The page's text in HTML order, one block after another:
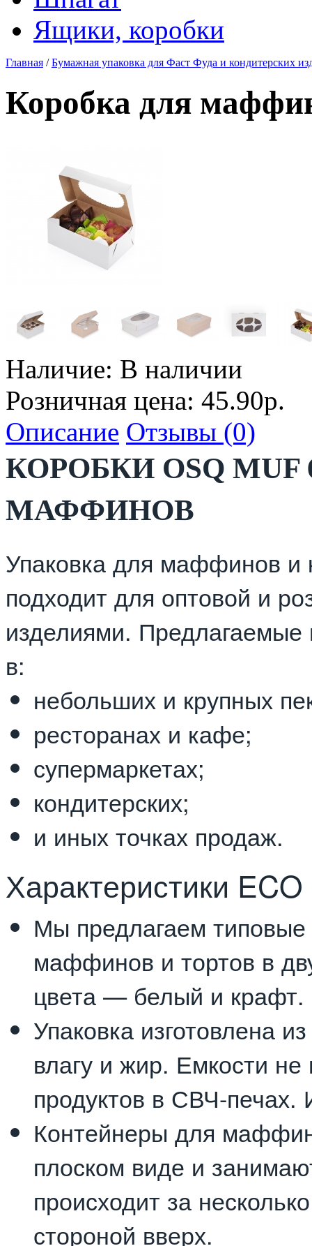
Ящики, коробки
Главная /Бумажная упаковка для Фаст Фуда и кондитерских
Коробка для
Наличие: В наличии
Розничная цена: 45.90р.
Описание Отзывы (0)
КОРОБКИ OSQ
МАФФИНОВ
Упаковка для маффинов и
подходит для оптовой и
изделиями. Предлагаемые
в:
небольших и крупных
ресторанах и кафе;
супермаркетах;
кондитерских;
и иных точках продаж.
Характеристики
Мы предлагаем типовые
маффинов и тортов в
цвета — белый и крафт.
Упаковка изготовлена
влагу и жир. Емкости не
продуктов в СВЧ-
Контейнеры для
плоском виде и
происходит за
стороной вверх.